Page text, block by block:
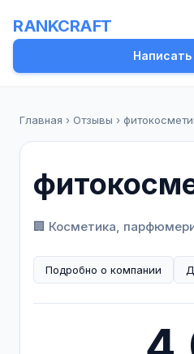
RANKCRAFT
Главная › Отзывы ›
🏢 Косметика,
Подробно о компании